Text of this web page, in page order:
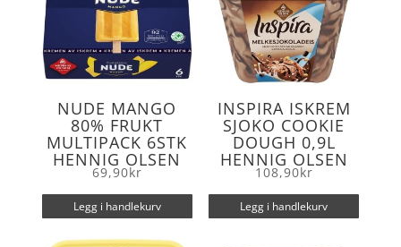
NUDE MANGO
80% FRUKT
MULTIPACK 6STK
HENNIG OLSEN
69,90kr
Legg i handlekurv
INSPIRA ISKREM
SJOKO COOKIE
DOUGH 0,9L
HENNIG OLSEN
108,90kr
Legg i handlekurv